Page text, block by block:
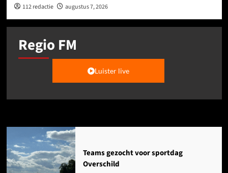
112 redactie augustus 7, 2026
Regio FM
Luister live
Agenda
Teams gezocht voor sportdag
Overschild